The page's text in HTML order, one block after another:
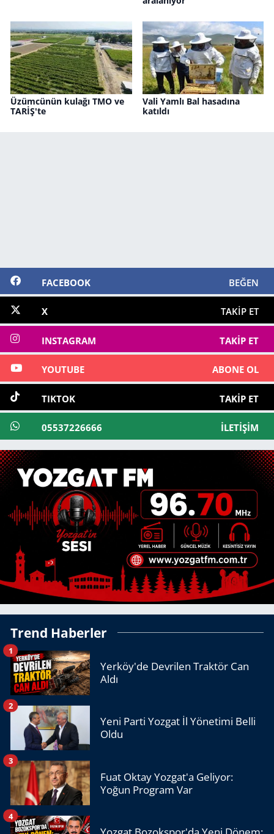
Üzümcünün kulağı TMO ve
TARİŞ'te
Vali Yamlı Bal hasadına
katıldı
FACEBOOK BEĞEN
X TAKIP ET
INSTAGRAM TAKIP ET
YOUTUBE ABONE OL
TIKTOK TAKIP ET
05537226666 İLETIŞIM
Trend Haberler
Yerköy'de Devrilen Traktör Can
Aldı
1
Yeni Parti Yozgat İl Yönetimi Belli
Oldu
2
Fuat Oktay Yozgat'a Geliyor:
Yoğun Program Var
3
4